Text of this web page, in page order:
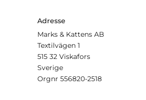
Adresse
Marks & Kattens AB
Textilvägen 1
515 32 Viskafors
Sverige
Orgnr 556820-2518